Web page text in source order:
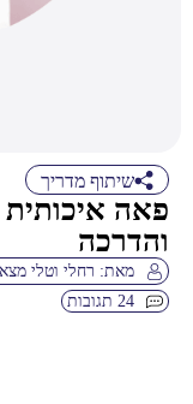
שיתוף מדריך
פאה
והדרכה
מאת: רחלי וטלי
24 תגובות